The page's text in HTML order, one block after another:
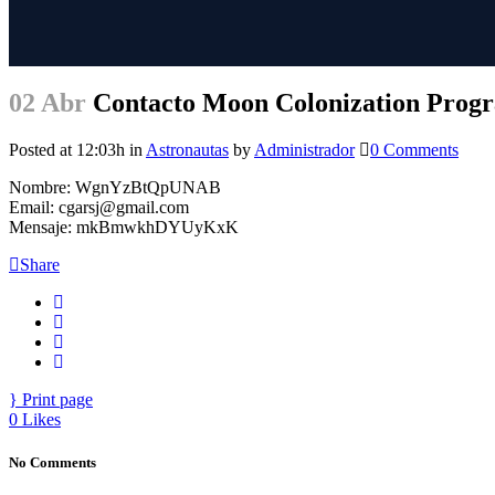
02 Abr Contacto Moon Colonization
Posted at 12:03h in Astronautas by Administrador
0 Comments
Nombre: WgnYzBtQpUNAB
Email: cgarsj@gmail.com
Mensaje: mkBmwkhDYUyKxK
Share
Print page
0 Likes
No Comments